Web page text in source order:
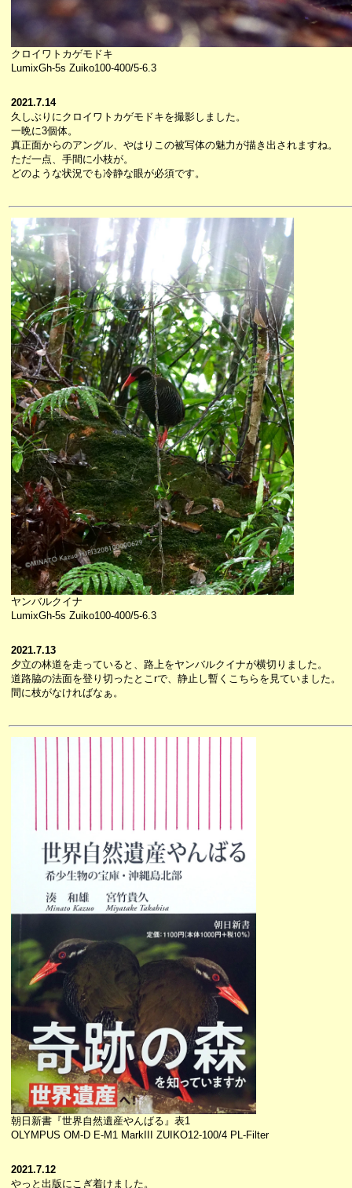
クロイワトカゲモドキ
LumixGh-5s Zuiko100-400/5-6.3
2021.7.14
久しぶりにクロイワトカゲモドキを撮影しました。
一晩に3個体。
真正面からのアングル、やはりこの被写体の魅力が描き出されますね。
ただ一点、手間に小枝が。
どのような状況でも冷静な眼が必須です。
ヤンバルクイナ
LumixGh-5s Zuiko100-400/5-6.3
2021.7.13
夕立の林道を走っていると、路上をヤンバルクイナが横切りました。
道路脇の法面を登り切ったとこrで、静止し暫くこちらを見ていました。
間に枝がなければなぁ。
朝日新書『世界自然遺産やんばる』表1
OLYMPUS OM-D E-M1 MarkIII ZUIKO12-100/4 PL-Filter
2021.7.12
やっと出版にこぎ着けました。